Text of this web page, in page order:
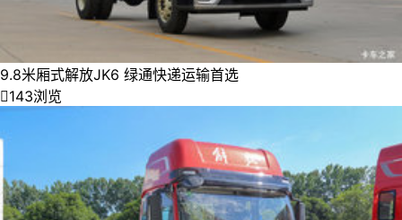
9.8米厢式解放JK6 绿通快递运输首选
143浏览